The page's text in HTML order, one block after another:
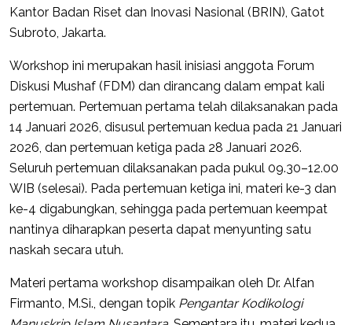
Kantor Badan Riset dan Inovasi Nasional (BRIN), Gatot
Subroto, Jakarta.
Workshop ini merupakan hasil inisiasi anggota Forum
Diskusi Mushaf (FDM) dan dirancang dalam empat kali
pertemuan. Pertemuan pertama telah dilaksanakan pada
14 Januari 2026, disusul pertemuan kedua pada 21 Januari
2026, dan pertemuan ketiga pada 28 Januari 2026.
Seluruh pertemuan dilaksanakan pada pukul 09.30–12.00
WIB (selesai). Pada pertemuan ketiga ini, materi ke-3 dan
ke-4 digabungkan, sehingga pada pertemuan keempat
nantinya diharapkan peserta dapat menyunting satu
naskah secara utuh.
Materi pertama workshop disampaikan oleh Dr. Alfan
Firmanto, M.Si., dengan topik Pengantar Kodikologi